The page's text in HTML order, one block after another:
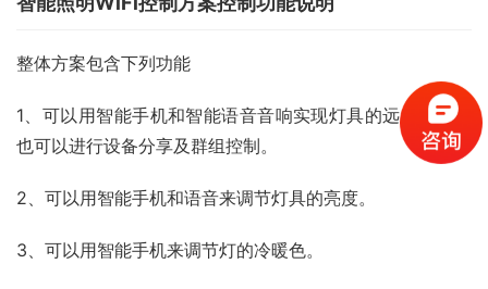
整体方案包含下列功能
1、可以用智能手机和智能语音音响实现灯具的远程开关，
也可以进行设备分享及群组控制。
2、可以用智能手机和语音来调节灯具的亮度。
3、可以用智能手机来调节灯的冷暖色。